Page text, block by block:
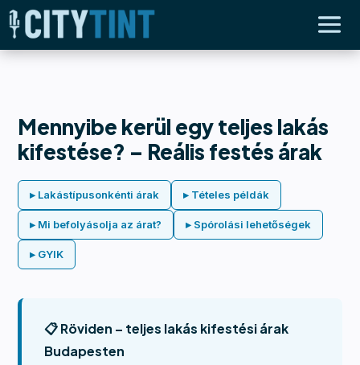
Mennyibe kerül egy teljes lakás
kifestése? – Reális festés árak
▸ Lakástípusonkénti árak ▸ Tételes példák
▸ Mi befolyásolja az árat? ▸ Spórolási lehetőségek
▸ GYIK
📋 Röviden – teljes lakás kifestési árak
Budapesten